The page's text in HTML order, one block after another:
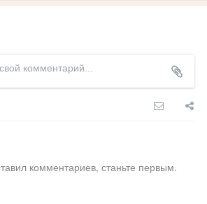
комментариев, станьте первым.